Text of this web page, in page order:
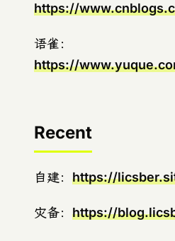
https://
语雀：
https://
Recent
自建： https://
灾备： https://